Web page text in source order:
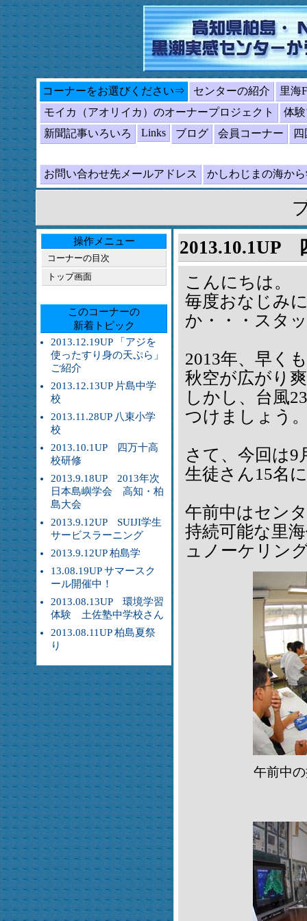
コーナーをお選びください⇒ センターの紹介
里海
モイカ（アオリイカ）のオーナープロジェクト
体
新聞記事いろいろ
Links ブログ 会員コーナー
お問い合わせ先メールアドレス かしわじまの海か
操作メニュー
コーナーの目次
トップ画面
このコーナーの
新着トピック
2013.12.19UP 「アジを
使ったすり身の天ぷら」
ご紹介
2013.12.13UP 片島中学
校
2013.11.28UP 八束小学
校
2013.10.1UP 四万十高
校研修
2013.9.18UP 2013年次
日本島嶼学会 高知・柏
島大会
2013.9.12UP SUIJI学生
サービスラーニング
2013.9.12UP 柏島学
13.08.19UP サマースク
ール開催中！
2013.08.13UP 環境学習
体験 土佐塾中学校さん
2013.08.11UP 柏島夏祭
り
2013.10.1UP
こんにちは。
毎度おなじみ
か・・・スタ
2013年、早く
秋空が広がり
しかし、台風
つけましょう
さて、今回は9
生徒さん15名
午前中はセン
持続可能な里
ュノーケリン
午前中